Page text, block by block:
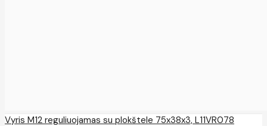
Vyris M12 reguliuojamas su plokštele 75x38x3, L11VR078